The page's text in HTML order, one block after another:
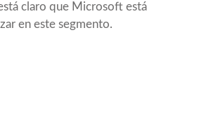
claro que Microsoft está
en este segmento.